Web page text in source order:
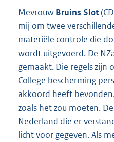
Mevrouw Bruins Slot
mij om twee
materiële controle die
wordt uitgevoerd. De
gemaakt. Die regels zijn
College bescherming
akkoord heeft
zoals het zou moeten.
Nederland die er
licht voor gegeven. Als